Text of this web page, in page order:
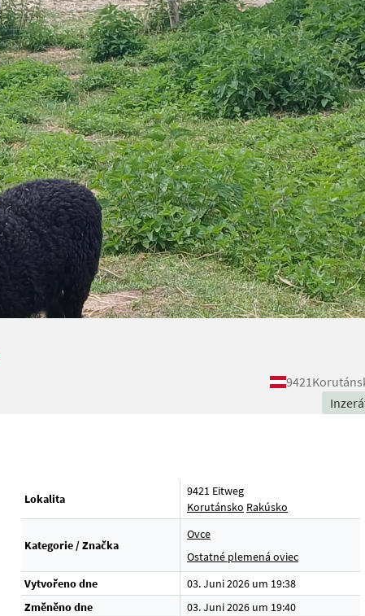
9421
Lokalita
9421 Eitweg
Korutánsko Rakúsko
Kategorie / Značka
Ovce
Ostatné plemená oviec
Vytvořeno dne
03. Juni 2026 um 19:38
Změněno dne
03. Juni 2026 um 19:40